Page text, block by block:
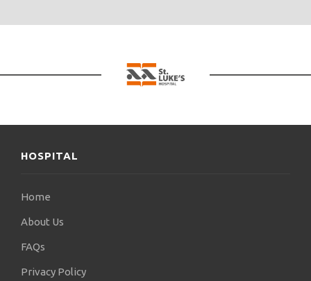
και εμβρυϊκούς ιστούς του ανθρώπινου ήπατος,
επινεφριδίων και χόνδρου». Ο ιατρός έχει
αλκοολική λιπώδη ηπατική νόσο (NAFLD / NASH).
Το 2020, ο Dr. Florian Schlereth μετακόμισε μόνιμα
την Κλινική «ΑΓΙΟΣ ΛΟΥΚΑΣ» για τη θεραπεία
ασθενών με Σύνδρομο Διαβητικού Ποδιού. Στο
HOSPITAL
Home
About Us
FAQs
Privacy Policy